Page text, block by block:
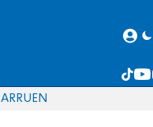
EN
RU
AR